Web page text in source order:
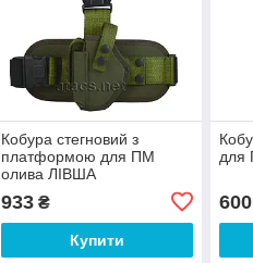
Кобура стегновий з
платформою для ПМ
олива ЛІВША
933₴
Купити
для
600